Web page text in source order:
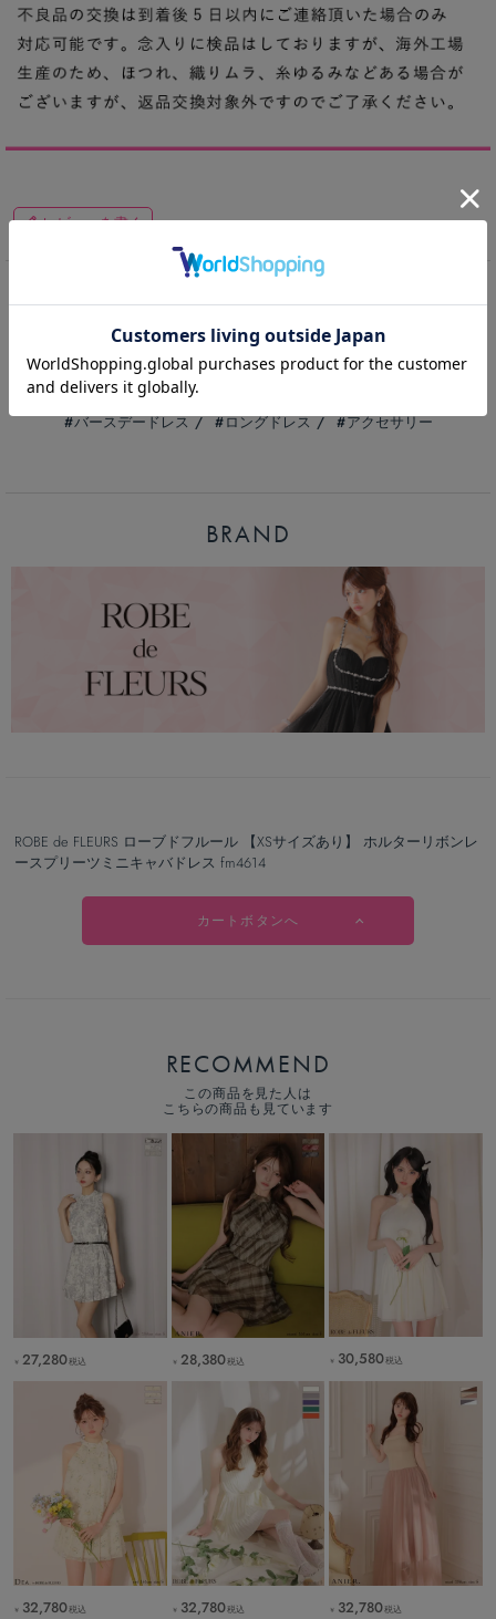
レビューを書く
ITEM KEYWORD
vanityME.couture
バースデードレス
ロングドレス アクセサリー
BRAND
ROBE de FLEURS ローブドフルール 【XSサイズあり】 ホルターリボンレ
ースプリーツミニキャバドレス fm4614
カートボタンへ
RECOMMEND
この商品を見た人は
こちらの商品も見ています
￥ 27,280税込 ￥ 28,380税込 ￥ 30,580税込
￥ 32,780税込 ￥ 32,780税込 ￥ 32,780税込